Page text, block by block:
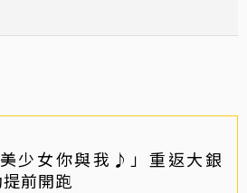
少女你與我♪」重返大銀
前開跑